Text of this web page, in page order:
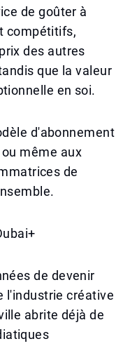
de goûter à
compétitifs,
des autres
que la valeur
en soi.
d'abonnement
même aux
de
de devenir
l'industrie créative
abrite déjà de